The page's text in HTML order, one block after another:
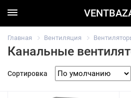
Главная Вентиляция
Канальные
Сортировка